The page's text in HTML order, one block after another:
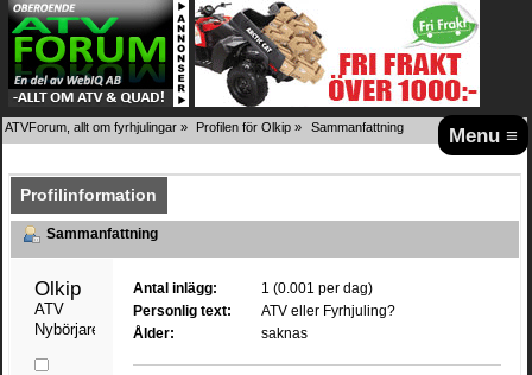
Menu ≡
ATVForum, allt om fyrhjulingar » Profilen för Olkip » Sammanfattning
Profilinformation
Sammanfattning
Olkip
ATV
Nybörjare
Antal inlägg:
1 (0.001 per dag)
Personlig text:
ATV eller Fyrhjuling?
Ålder:
saknas